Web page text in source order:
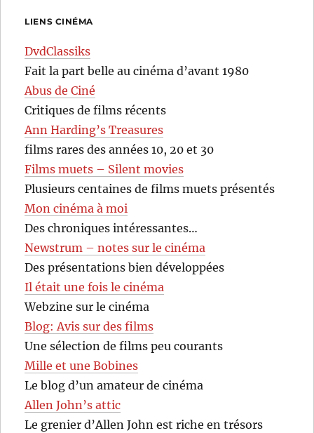
LIENS CINÉMA
DvdClassiks
Fait la part belle au cinéma d’avant 1980
Abus de Ciné
Critiques de films récents
Ann Harding’s Treasures
films rares des années 10, 20 et 30
Films muets – Silent movies
Plusieurs centaines de films muets présentés
Mon cinéma à moi
Des chroniques intéressantes…
Newstrum – notes sur le cinéma
Des présentations bien développées
Il était une fois le cinéma
Webzine sur le cinéma
Blog: Avis sur des films
Une sélection de films peu courants
Mille et une Bobines
Le blog d’un amateur de cinéma
Allen John’s attic
Le grenier d’Allen John est riche en trésors